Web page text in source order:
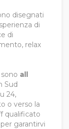
disegnati
di
di
relax
all
Sud
24,
o verso la
qualificato
garantirvi